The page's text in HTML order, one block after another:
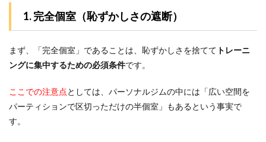
いなら
「Apple
（川崎
舗）
3ヶ
月後
1. 完全個室（恥ずかしさの遮断）
まず、「完全個室」であることは、恥ずかしさを捨てて トレーニ
ングに集中するための必須条件です。
ここでの注意点としては、パーソナルジムの中には「広い空間を
パーティションで区切っただけの半個室」もあるという事実で
す。